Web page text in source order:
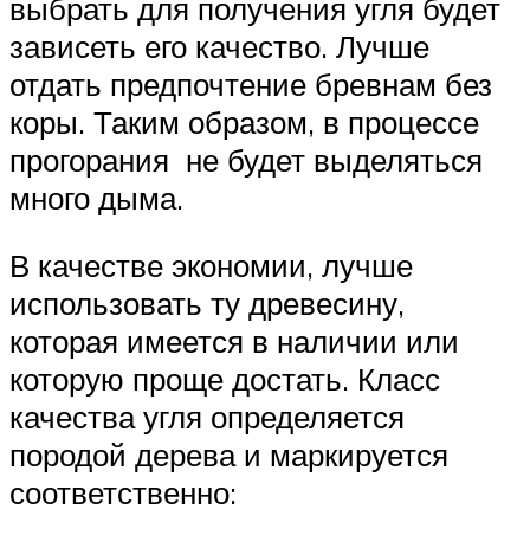
выбрать для получения угля будет
зависеть его качество. Лучше
отдать предпочтение бревнам без
коры. Таким образом, в процессе
прогорания не будет выделяться
много дыма.
В качестве экономии, лучше
использовать ту древесину,
которая имеется в наличии или
которую проще достать. Класс
качества угля определяется
породой дерева и маркируется
соответственно: